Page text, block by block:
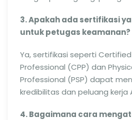
3. Apakah ada sertifikasi
untuk petugas keamanan?
Ya, sertifikasi seperti
Professional (CPP) dan
Professional (PSP) dapat
kredibilitas dan peluang kerja
4. Bagaimana cara